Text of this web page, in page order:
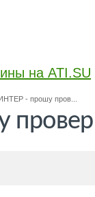
на ATI.SU
- прошу пров...